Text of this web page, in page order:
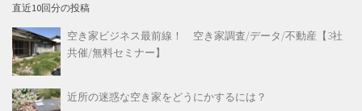
直近10回分の投稿
空き家ビジネス最前線！ 空き家調査/データ/不動産【3社
共催/無料セミナー】
近所の迷惑な空き家をどうにかするには？